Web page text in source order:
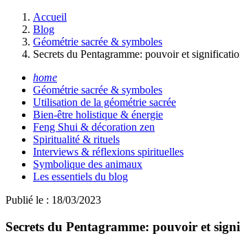
Accueil
Blog
Géométrie sacrée & symboles
Secrets du Pentagramme: pouvoir et
home
Géométrie sacrée & symboles
Utilisation de la géométrie sacrée
Bien-être holistique & énergie
Feng Shui & décoration zen
Spiritualité & rituels
Interviews & réflexions spirituelles
Symbolique des animaux
Les essentiels du blog
Publié le : 18/03/2023
Secrets du Pentagramme: pouvoir et